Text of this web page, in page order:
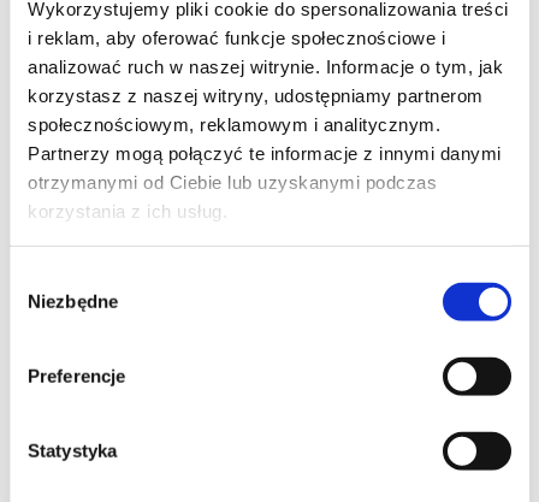
Wykorzystujemy pliki cookie do spersonalizowania treści
i reklam, aby oferować funkcje społecznościowe i
analizować ruch w naszej witrynie. Informacje o tym, jak
korzystasz z naszej witryny, udostępniamy partnerom
społecznościowym, reklamowym i analitycznym.
Partnerzy mogą połączyć te informacje z innymi danymi
otrzymanymi od Ciebie lub uzyskanymi podczas
korzystania z ich usług.
zgody
Niezbędne
Preferencje
Statystyka
Profil youtube Czerwona
Szpilka
Kontakt
kontakt@czerwonaszpilka.pl